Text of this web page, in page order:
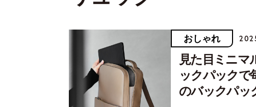
おしゃれ
見た目ミニマ
ックパックで
のバックパッ